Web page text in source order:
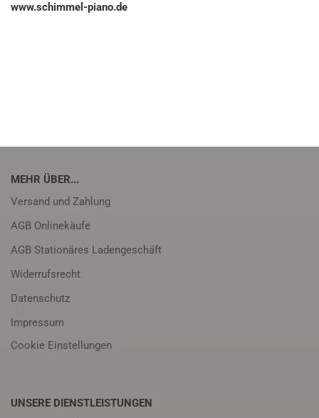
www.schimmel-piano.de
MEHR ÜBER...
Versand und Zahlung
AGB Onlinekäufe
AGB Stationäres Ladengeschäft
Widerrufsrecht
Datenschutz
Impressum
Cookie Einstellungen
UNSERE DIENSTLEISTUNGEN